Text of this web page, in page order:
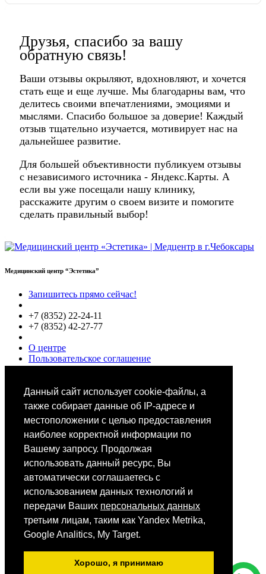
Данный сайт использует cookie-файлы, а
также собирает данные об IP-адресе и
местоположении с целью предоставления
наиболее корректной информации по
Вашему запросу. Продолжая
использовать данный ресурс, Вы
автоматически соглашаетесь с
использованием данных технологий и
передачи Ваших персональных данных
третьим лицам, таким как Yandex Metrika,
Google Analitics, My Target.
Хорошо, я принимаю
Друзья, спасибо за вашу
обратную связь!
Ваши отзывы окрыляют, вдохновляют, и хочется
стать еще и еще лучше. Мы благодарны вам, что
делитесь своими впечатлениями, эмоциями и
мыслями. Спасибо большое за доверие! Каждый
отзыв тщательно изучается, мотивирует нас на
дальнейшее развитие.
Для большей объективности публикуем отзывы
с независимого источника - Яндекс.Карты. А
если вы уже посещали нашу клинику,
расскажите другим о своем визите и помогите
сделать правильный выбор!
Медицинский центр “Эстетика”
Запишитесь прямо сейчас!
+7 (8352) 22-24-11
+7 (8352) 42-27-77
О центре
Пользовательское соглашение
Политики конфиденциальности
Специалисты
Выбор звезд
Мобильное приложение
Android iOS
App Store
Все фотографии размещены на сайте на основании ст.152.1.